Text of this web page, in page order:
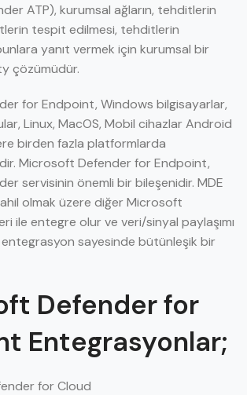
ATP), kurumsal ağların, tehditlerin
tespit edilmesi, tehditlerin
yanıt vermek için kurumsal bir
çözümüdür.
for Endpoint, Windows bilgisayarlar,
Linux, MacOS, Mobil cihazlar Android
birden fazla platformlarda
Microsoft Defender for Endpoint,
servisinin önemli bir bileşenidir. MDE
olmak üzere diğer Microsoft
ile entegre olur ve veri/sinyal paylaşımı
entegrasyon sayesinde bütünleşik bir
Defender for
Entegrasyonlar;
for Cloud